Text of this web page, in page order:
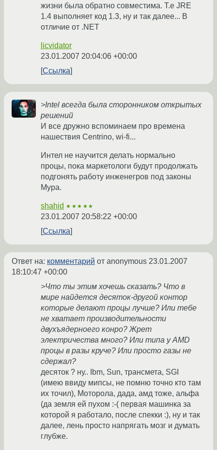
жизни была обратно совместима. Т.е JRE
1.4 выполняет код 1.3, ну и так далее... В
отличие от .NET
licvidator
23.01.2007 20:04:06 +00:00
Ссылка
>Intel всегда была сторонником открытых
решений
И все дружно вспоминаем про времена
нашествия Centrino, wi-fi...
Интел не научится делать нормально
процы, пока маркетологи будут продолжать
подгонять работу инженегров под законы
Мура.
shahid ★★★★★
23.01.2007 20:58:22 +00:00
Ссылка
Ответ на: комментарий от anonymous 23.01.2007
18:10:47 +00:00
>Что ты этим хочешь сказать? Что в
мире найдется десяток-другой контор
которые делают процы лучше? Или тебе
не хватает производительности
двухъядерноего конро? Жрет
электричества много? Или типа у AMD
процы в разы круче? Или просто газы не
сдержал?
десяток ? ну.. Ibm, Sun, трансмета, SGI
(имею ввиду мипсы, не помню точно кто там
их точил), Моторола, дада, амд тоже, альфа
(да земля ей пухом :-( первая машинка за
которой я работало, после спекки :), ну и так
далее, лень просто напрягать мозг и думать
глубже.